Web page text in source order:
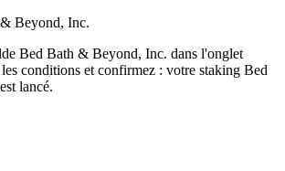
Beyond, Inc.
Bed Bath & Beyond, Inc. dans l'onglet
conditions et confirmez : votre staking Bed
lancé.